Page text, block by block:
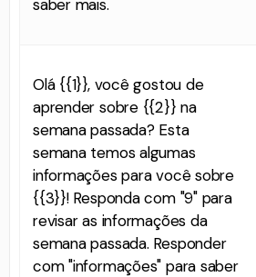
saber mais.
Olá {{1}}, você gostou de
aprender sobre {{2}} na
semana passada? Esta
semana temos algumas
informações para você sobre
{{3}}! Responda com "9" para
revisar as informações da
semana passada. Responder
com "informações" para saber